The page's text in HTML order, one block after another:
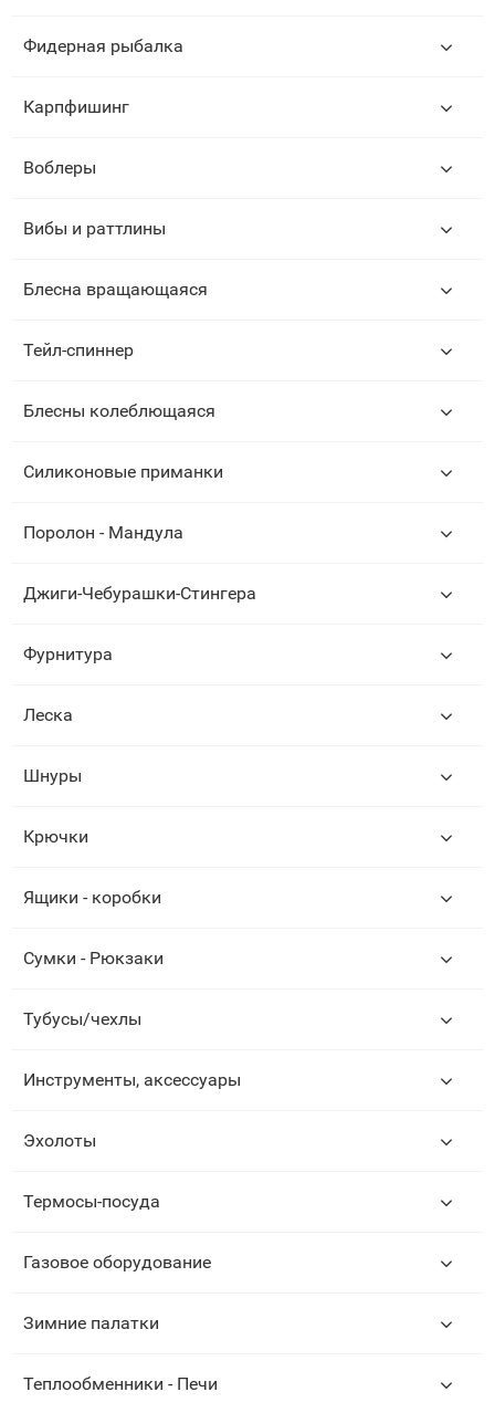
Фидерная рыбалка
Карпфишинг
Воблеры
Вибы и раттлины
Блесна вращающаяся
Тейл-спиннер
Блесны колеблющаяся
Силиконовые приманки
Поролон - Мандула
Джиги-Чебурашки-Стингера
Фурнитура
Леска
Шнуры
Крючки
Ящики - коробки
Сумки - Рюкзаки
Тубусы/чехлы
Инструменты, аксессуары
Эхолоты
Термосы-посуда
Газовое оборудование
Зимние палатки
Теплообменники - Печи